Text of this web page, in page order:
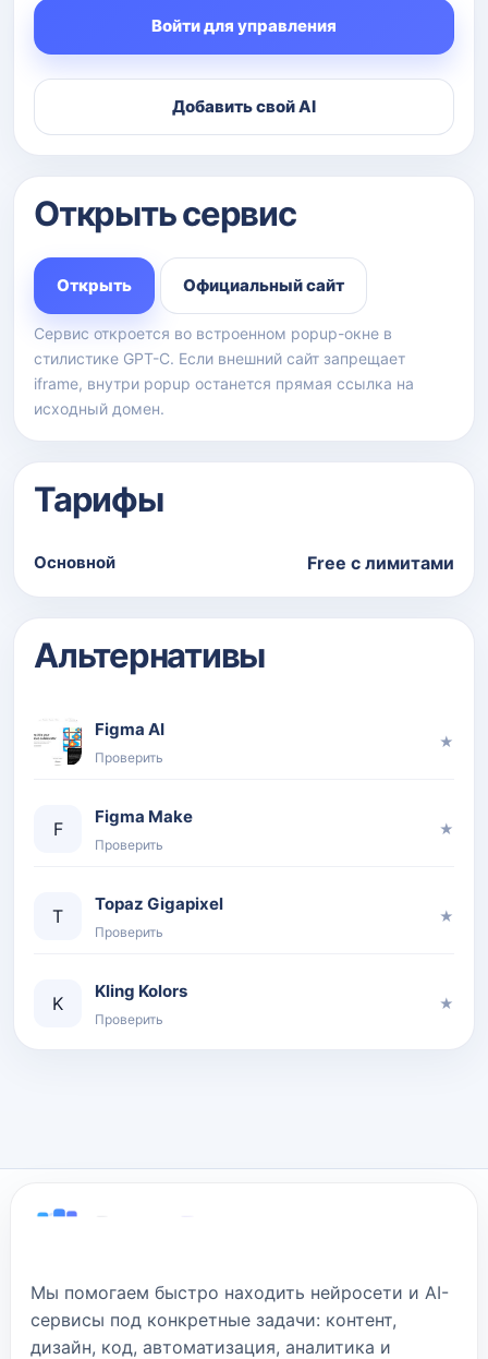
Войти для управления
Добавить свой AI
Открыть сервис
Открыть Официальный сайт
Сервис откроется во встроенном popup-окне в
стилистике GPT-C. Если внешний сайт запрещает
iframe, внутри popup останется прямая ссылка на
исходный домен.
Тарифы
Основной Free с лимитами
Альтернативы
Figma AI
Проверить
★
F
Figma Make
Проверить
★
T
Topaz Gigapixel
Проверить
★
K
Kling Kolors
Проверить
★
Мы помогаем быстро находить нейросети и AI-
сервисы под конкретные задачи: контент,
дизайн, код, автоматизация, аналитика и